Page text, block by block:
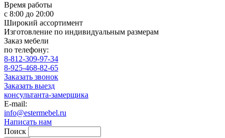
Время работы
с 8:00 до 20:00
Широкий ассортимент
Изготовление по индивидуальным размерам
Заказ мебели
по телефону:
8-812-309-97-34
8-925-468-82-65
Заказать звонок
Заказать выезд
консультанта-замерщика
E-mail:
info@estermebel.ru
Написать нам
Поиск